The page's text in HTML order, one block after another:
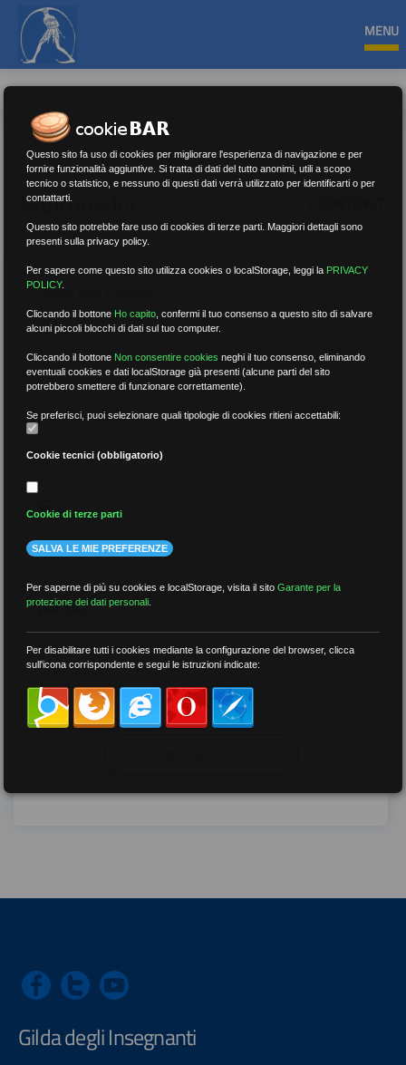
MENU
Multimedia
CERCA MULTIMEDIA:
per tipologia
Video
Gallery
Tutti
per tag
##DS ##FGU ##Gilda
##audoizioni
##autonomia
Gilda degli Insegnanti
Questo sito fa uso di cookies per migliorare l'esperienza di navigazione e per
fornire funzionalità aggiuntive. Si tratta di dati del tutto anonimi, utili a scopo
tecnico o statistico, e nessuno di questi dati verrà utilizzato per identificarti o per
contattarti.
Questo sito potrebbe fare uso di cookies di terze parti. Maggiori dettagli sono
presenti sulla privacy policy.
Per sapere come questo sito utilizza cookies o localStorage, leggi la PRIVACY
POLICY.
Cliccando il bottone Ho capito,confermi il tuo consenso a questo sito di salvare
alcuni piccoli blocchi di dati sul tuo computer.
Cliccando il bottone Non consentire cookies neghi il tuo consenso, eliminando
eventuali cookies e dati localStorage già presenti (alcune parti del sito
potrebbero smettere di funzionare correttamente).
Se preferisci, puoi selezionare quali tipologie di cookies ritieni accettabili:
Cookie tecnici (obbligatorio)
Cookie di terze parti
SALVA LE MIE PREFERENZE
Per saperne di più su cookies e localStorage, visita il sitoGarante per la
protezione dei dati personali.
Per disabilitare tutti i cookies mediante la configurazione del browser, clicca
sull'icona corrispondente e segui le istruzioni indicate: